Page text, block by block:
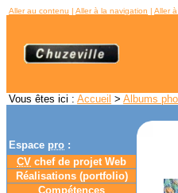
Aller au contenu | Aller à la navigation | Aller
Vous êtes ici : Accueil > Albums
Espace pro :
CV chef de projet Web
Réalisations (portfolio)
Compétences